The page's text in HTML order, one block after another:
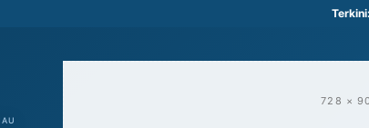
Terkini:
728 ×